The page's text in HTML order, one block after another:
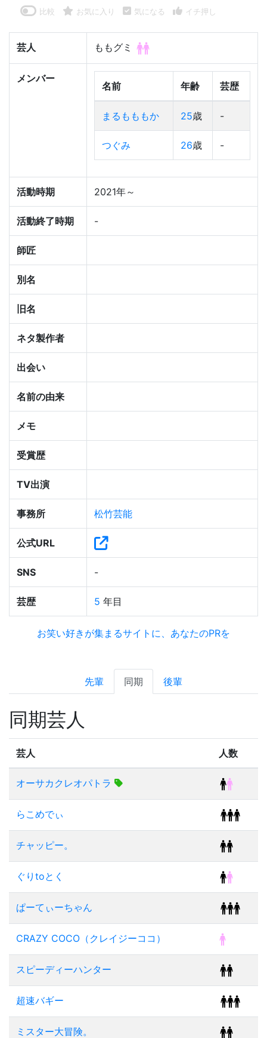
比較 お気に入り 気になる イチ押し
芸人 ももグミ
メンバー
名前 年齢 芸歴
まるもももか 25歳 -
つぐみ 26歳 -
活動時期 2021年～
活動終了時期 -
師匠
別名
旧名
ネタ製作者
出会い
名前の由来
メモ
受賞歴
TV出演
事務所 松竹芸能
公式URL
SNS -
芸歴 5 年目
お笑い好きが集まるサイトに、あなたのPRを
先輩 同期 後輩
同期芸人
芸人 人数
オーサカクレオパトラ
らこめでぃ
チャッピー。
ぐりtoとく
ぱーてぃーちゃん
CRAZY COCO（クレイジーココ）
スピーディーハンター
超速バギー
ミスター大冒険。